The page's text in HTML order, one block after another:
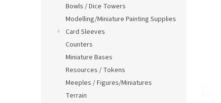
Bowls / Dice Towers
Modelling/Miniature Painting Supplies
Card Sleeves
Counters
Miniature Bases
Resources / Tokens
Meeples / Figures/Miniatures
Terrain